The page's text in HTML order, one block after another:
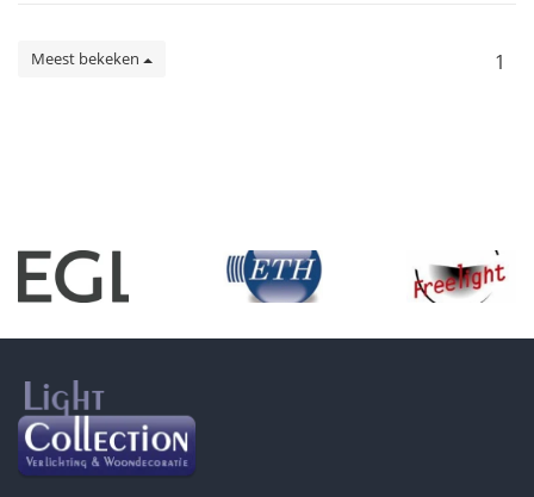
Meest bekeken 1